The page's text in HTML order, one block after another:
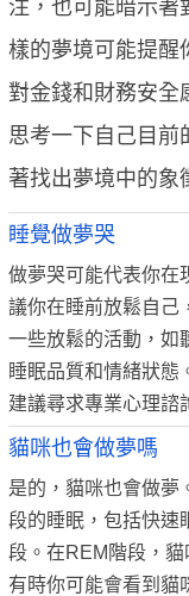
注，也可能暗示著
樣的夢境可能提醒
對金錢和財務安全
思考一下自己目前
著找出夢境中的象
睡覺做夢哭
做夢哭可能代表你在
議你在睡前放鬆自己
一些放鬆的活動，如
睡眠品質和情緒狀態
建議尋求專業心理諮
貓咪也會做夢嗎
是的，貓咪也會做夢
段的睡眠，包括快速
段。在REM階段，貓
有時你可能會看到貓